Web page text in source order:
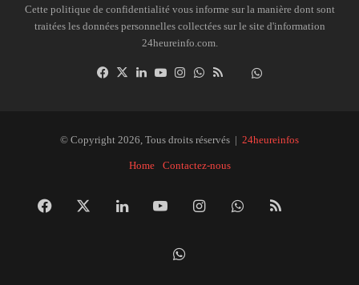
Cette politique de confidentialité vous informe sur la manière dont sont
traitées les données personnelles collectées sur le site d'information
24heureinfo.com.
Facebook
X LinkedinYouTubeInstagramWhatsAppDailymotion
© Copyright 2026, Tous droits réservés | 24heureinfos
Home Contactez-nous
Facebook LinkedinYouTubeInstagramWhatsApp
RSS